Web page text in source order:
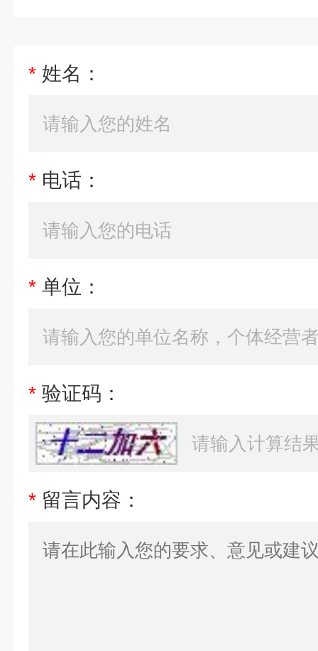
* 姓名：
* 电话：
* 单位：
* 验证码：
* 留言内容：